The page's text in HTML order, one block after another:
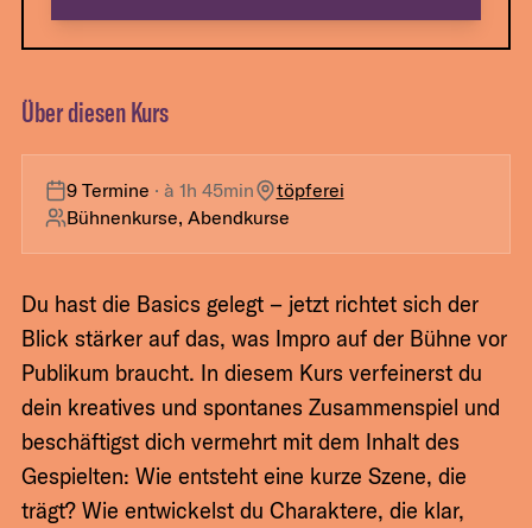
Über diesen Kurs
9 Termine · à1h 45min
töpferei
Bühnenkurse, Abendkurse
Du hast die Basics gelegt – jetzt richtet sich der
Blick stärker auf das, was Impro auf der Bühne vor
Publikum braucht. In diesem Kurs verfeinerst du
dein kreatives und spontanes Zusammenspiel und
beschäftigst dich vermehrt mit dem Inhalt des
Gespielten: Wie entsteht eine kurze Szene, die
trägt? Wie entwickelst du Charaktere, die klar,